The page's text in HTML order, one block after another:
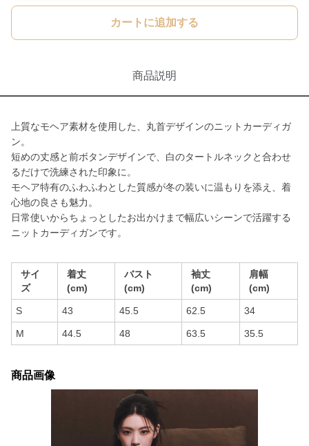
カートに追加する
商品説明
上質なモヘア素材を使用した、丸首デザインのニットカーディガ
ン。
短めの丈感と前ボタンデザインで、白のタートルネックと合わせ
るだけで洗練された印象に。
モヘア特有のふわふわとした質感が冬の装いに温もりを添え、着
心地の良さも魅力。
日常使いからちょっとしたお出かけまで幅広いシーンで活躍する
ニットカーディガンです。
サイ
ズ
着丈
(cm)
バスト
(cm)
袖丈
(cm)
肩幅
(cm)
S 43 45.5 62.5 34
M 44.5 48 63.5 35.5
商品画像